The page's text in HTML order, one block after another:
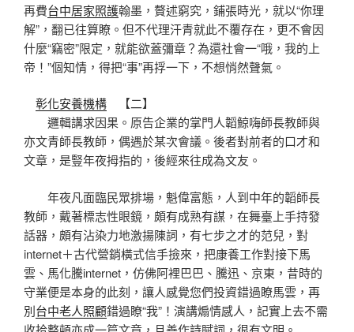
再費台中居家照護翰墨，贅述窮究，鋪張時光，就以“你理
解”，翻已往算瞭。但不代理汗青就此不覆存在，更不會因
什麼“竊密”限定，就能欲蓋彌章？為還社會一“哦，我的上
帝！”個知情，得把“事”再捊一下，不想悄然聲氣。
彰化安養機構 【二】
邏輯講求因果。原告企業的掌門人韜鯨嗨師長教師與
亦文青師長教師，偶遇於某次會議。後者對前者的口才和
文章，是豎年夜拇指的，後經來往成為文友。
年夜凡面臨民眾排場，魁偉富態，人到中年的韜師長
教師，戴著標志性眼鏡，頗有成熟有謀，在舞臺上手持發
話器，頗有沾染力地激揚陳詞，有七步之才的范兒，對
internet＋古代營銷橫式信手撿來，把康養工作對接下馬
雲、馬化騰internet，仿佛阿裡巴巴、騰迅、京東，昔時的
守業便是本身的此刻，讓人感覺您們投資錯過瞭馬雲，再
別台中老人照顧錯過瞭“我”！演講煽情感人，記實上去不需